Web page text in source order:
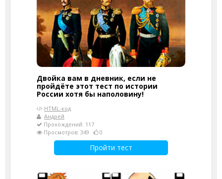
Двойка вам в дневник, если не
пройдёте этот тест по истории
России хотя бы наполовину!
HTML-код
Андрей
Прохождений: 117
Просмотров: 349
0
Пройти тест